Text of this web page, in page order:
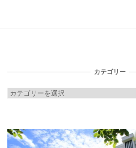
カテゴリー
カ
リ
ー